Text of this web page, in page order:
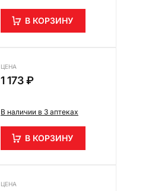
В КОРЗИНУ
ЦЕНА
1 173 ₽
В наличии в 3 аптеках
В КОРЗИНУ
ЦЕНА